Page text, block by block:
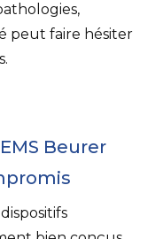
peut faire hésiter
Beurer